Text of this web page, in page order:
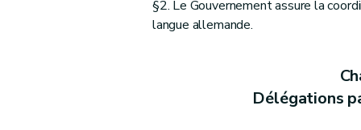
Art. DII7
Section 3 Révision
Généralités
§2. Le Gouvernement assure la
langue allemande.
Délégations